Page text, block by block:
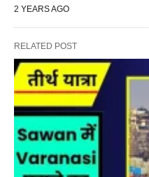
2 YEARS AGO
RELATED POST